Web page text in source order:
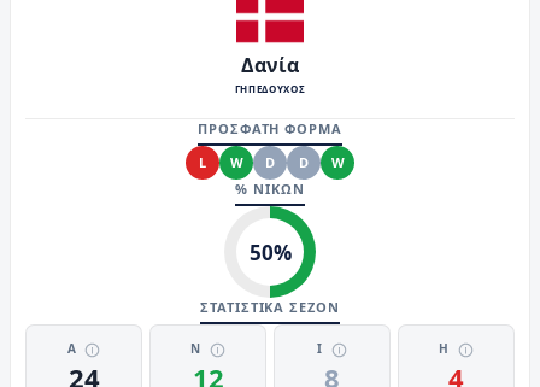
Δανία
ΓΗΠΕΔΟΥΧΟΣ
ΠΡΟΣΦΑΤΗ ΦΟΡΜΑ
L
W D D
W
% ΝΙΚΩΝ
50%
ΣΤΑΤΙΣΤΙΚΑ ΣΕΖΟΝ
Α
24
Ν
12
Ι
8
Η
4